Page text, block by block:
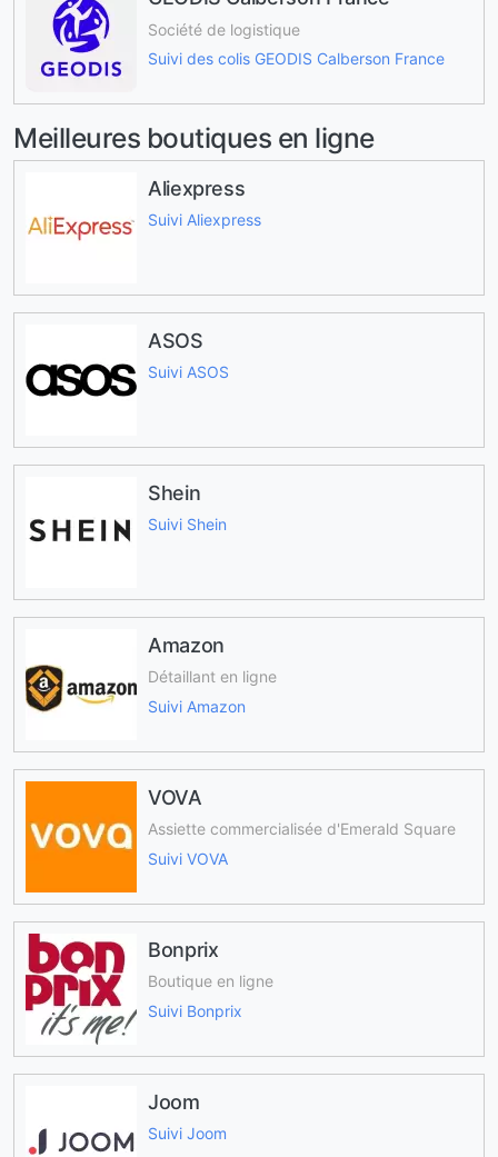
Société de logistique
Suivi des colis GEODIS Calberson France
Meilleures boutiques en ligne
Aliexpress
Suivi Aliexpress
ASOS
Suivi ASOS
Shein
Suivi Shein
Amazon
Détaillant en ligne
Suivi Amazon
VOVA
Assiette commercialisée d'Emerald Square
Suivi VOVA
Bonprix
Boutique en ligne
Suivi Bonprix
Joom
Suivi Joom